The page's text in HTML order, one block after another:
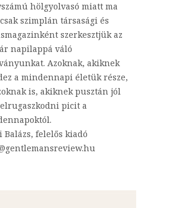
hölgyolvasó miatt ma
szimplán társasági és
szerkesztjük az
napilappá váló
Azoknak, akiknek
a mindennapi életük része,
is, akiknek pusztán jól
picit a
Balázs, felelős kiadó